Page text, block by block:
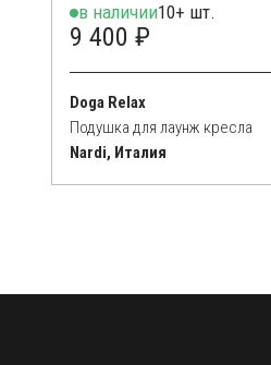
в наличии10+ шт.
9 400 ₽
Doga Relax
Подушка для лаунж кресла
Nardi, Италия